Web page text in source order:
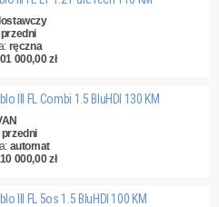
przedni
ręczna
000,00 zł
III FL Combi 1.5 BluHDI 130 KM
przedni
automat
000,00 zł
III FL 5os 1.5 BluHDI 100 KM